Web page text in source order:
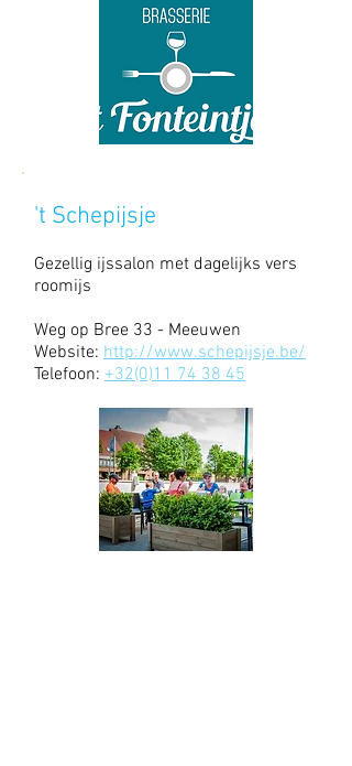
't Schepijsje
Gezellig ijssalon met dagelijks vers
roomijs
Weg op Bree 33 - Meeuwen
Website: http://www.schepijsje.be/
Telefoon: +32(0)11 74 38 45